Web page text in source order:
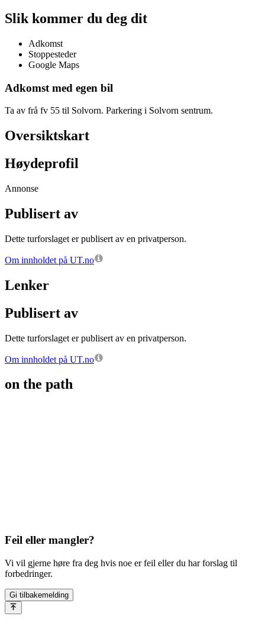
Slik kommer du deg dit
Adkomst
Stoppesteder
Google Maps
Adkomst med egen bil
Ta av frå fv 55 til Solvorn. Parkering i Solvorn sentrum.
Oversiktskart
Høydeprofil
Annonse
Publisert av
Dette turforslaget er publisert av en privatperson.
Om innholdet på UT.no
Lenker
Publisert av
Dette turforslaget er publisert av en privatperson.
Om innholdet på UT.no
on the path
Feil eller mangler?
Vi vil gjerne høre fra deg hvis noe er feil eller du har forslag til
forbedringer.
Gi tilbakemelding